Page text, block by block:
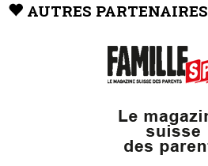
AUTRES PARTENAIRES